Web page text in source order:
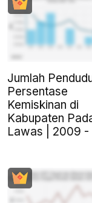
Jumlah
Persentase
Kemiskinan di
Kabupaten
Lawas | 2009 -